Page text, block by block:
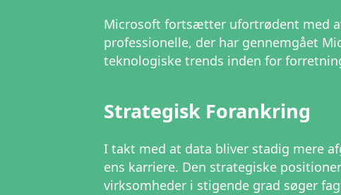
Microsoft fortsætter ufortrødent med
professionelle, der har gennemgået
teknologiske trends inden for
Strategisk Forankring
I takt med at data bliver stadig mere
ens karriere. Den strategiske
virksomheder i stigende grad søger